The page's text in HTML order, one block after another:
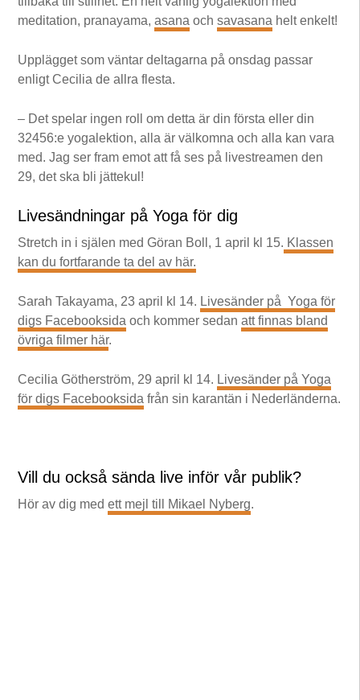
meditation, pranayama,asana ochsavasana helt enkelt!
Upplägget som väntar deltagarna på onsdag passar
enligt Cecilia de allra flesta.
– Det spelar ingen roll om detta är din första eller din
32456:e yogalektion, alla är välkomna och alla kan vara
med. Jag ser fram emot att få ses på livestreamen den
29, det ska bli jättekul!
Livesändningar på Yoga för dig
Stretch in i själen med Göran Boll, 1 april kl 15. Klassen
kan du fortfarande ta del av här.
Sarah Takayama, 23 april kl 14. Livesänder på Yoga för
digs Facebooksida och kommer sedanatt finnas bland
övriga filmer här.
Cecilia Götherström, 29 april kl 14. Livesänder på Yoga
för digs Facebooksida från sin karantän i Nederländerna.
Vill du också sända live inför vår publik?
Hör av dig medett mejl till Mikael Nyberg.